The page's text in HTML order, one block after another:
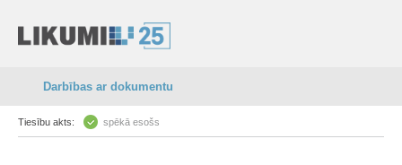
Darbības ar dokumentu
Tiesību akts: spēkā esošs